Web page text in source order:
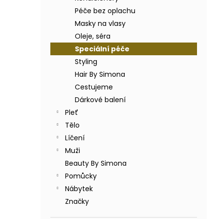
Péče bez oplachu
Masky na vlasy
Oleje, séra
Speciální péče
Styling
Hair By Simona
Cestujeme
Dárkové balení
Pleť
Tělo
Líčení
Muži
Beauty By Simona
Pomůcky
Nábytek
Značky
BODY BY SIMONA BANÁN ORGANICKÉ
RUČNĚ VYRÁBĚNÉ BAMBUCKÉ MÁSLO
200ML
749 Kč